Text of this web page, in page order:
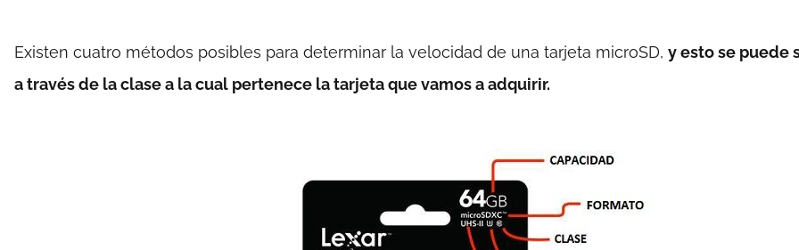
Existen cuatro métodos posibles para determinar la velocidad de una tarjeta microSD, y esto se puede
a través de la clase a la cual pertenece la tarjeta que vamos a adquirir.